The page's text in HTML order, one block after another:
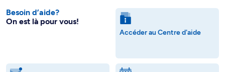
Besoin d’aide?
On est là pour vous!
Accéder au Centre d'aide